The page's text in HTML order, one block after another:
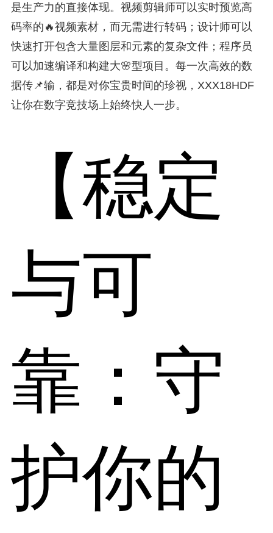
是生产力的直接体现。视频剪辑师可以实时预览高
码率的🔥视频素材，而无需进行转码；设计师可以
快速打开包含大量图层和元素的复杂文件；程序员
可以加速编译和构建大🌸型项目。每一次高效的数
据传📌输，都是对你宝贵时间的珍视，XXX18HDF
让你在数字竞技场上始终快人一步。
【稳定
与可
靠：守
护你的